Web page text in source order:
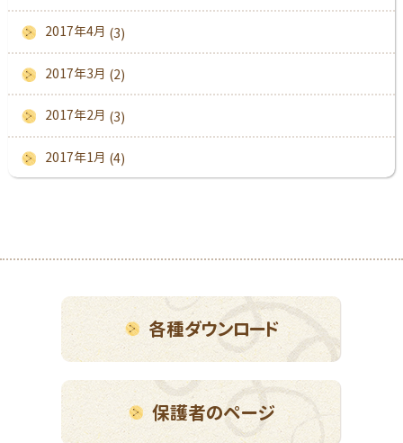
2017年4月 (3)
2017年3月 (2)
2017年2月 (3)
2017年1月 (4)
各種ダウンロード
保護者のページ